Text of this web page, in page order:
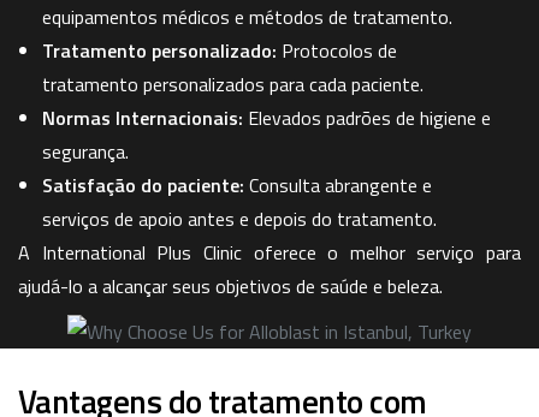
equipamentos médicos e métodos de tratamento.
Tratamento personalizado: Protocolos de
tratamento personalizados para cada paciente.
Normas Internacionais: Elevados padrões de higiene e
segurança.
Satisfação do paciente: Consulta abrangente e
serviços de apoio antes e depois do tratamento.
A International Plus Clinic oferece o melhor serviço para
ajudá-lo a alcançar seus objetivos de saúde e beleza.
Vantagens do tratamento com